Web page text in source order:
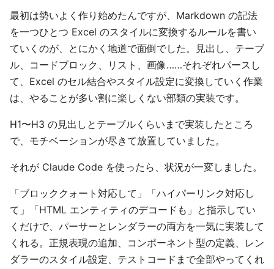
最初は勢いよく作り始めたんですが、Markdown の記法
を一つひとつ Excel のスタイルに変換するルールを書い
ていくのが、とにかく地道で面倒でした。見出し、テーブ
ル、コードブロック、リスト、画像……それぞれパースし
て、Excel のセル結合やスタイル設定に変換していく作業
は、やることが多い割に楽しくない部類の実装です。
H1〜H3 の見出しとテーブルくらいまで実装したところ
で、モチベーションが尽きて放置していました。
それが Claude Code を使ったら、状況が一変しました。
「ブロッククォート対応して」「ハイパーリンク対応し
て」「HTML エンティティのデコードも」と指示してい
くだけで、パーサーとレンダラーの両方を一気に実装して
くれる。正規表現の追加、コンポーネント型の定義、レン
ダラーのスタイル設定、テストコードまで全部やってくれ